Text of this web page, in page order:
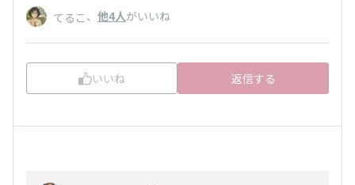
てるこ 、 他4人がいいね
いいね 返信する